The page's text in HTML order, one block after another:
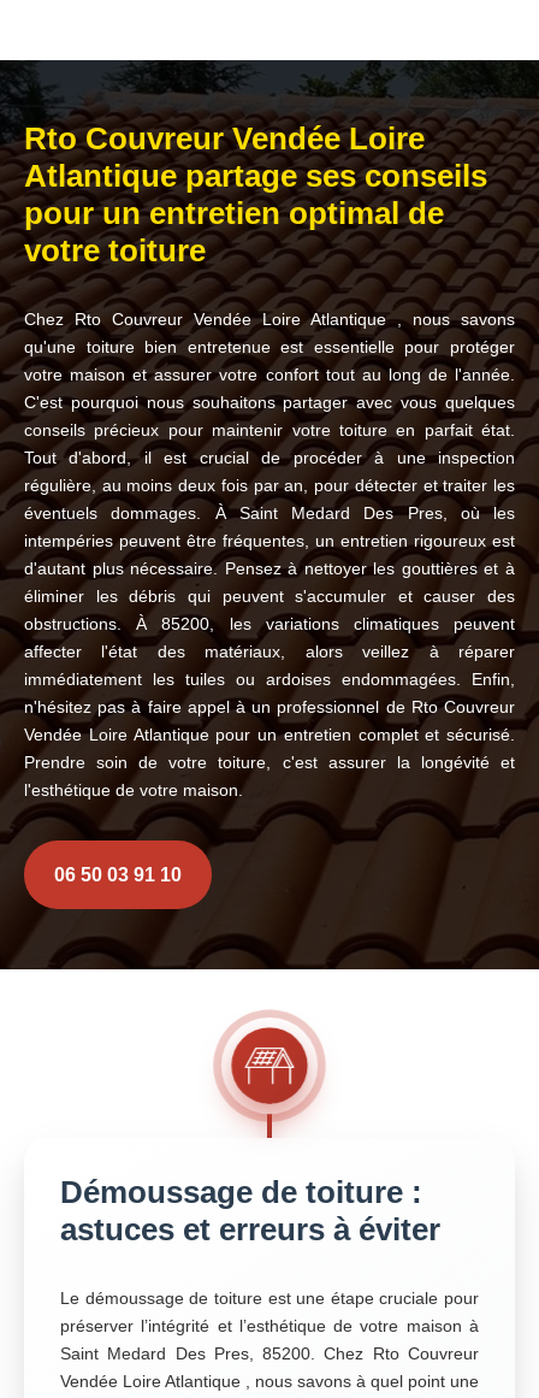
Rto Couvreur Vendée Loire
Atlantique partage ses conseils
pour un entretien optimal de
votre toiture
Chez Rto Couvreur Vendée Loire Atlantique , nous savons
qu'une toiture bien entretenue est essentielle pour protéger
votre maison et assurer votre confort tout au long de l'année.
C'est pourquoi nous souhaitons partager avec vous quelques
conseils précieux pour maintenir votre toiture en parfait état.
Tout d'abord, il est crucial de procéder à une inspection
régulière, au moins deux fois par an, pour détecter et traiter les
éventuels dommages. À Saint Medard Des Pres, où les
intempéries peuvent être fréquentes, un entretien rigoureux est
d'autant plus nécessaire. Pensez à nettoyer les gouttières et à
éliminer les débris qui peuvent s'accumuler et causer des
obstructions. À 85200, les variations climatiques peuvent
affecter l'état des matériaux, alors veillez à réparer
immédiatement les tuiles ou ardoises endommagées. Enfin,
n'hésitez pas à faire appel à un professionnel de Rto Couvreur
Vendée Loire Atlantique pour un entretien complet et sécurisé.
Prendre soin de votre toiture, c'est assurer la longévité et
l'esthétique de votre maison.
06 50 03 91 10
Démoussage de toiture :
astuces et erreurs à éviter
Le démoussage de toiture est une étape cruciale pour
préserver l’intégrité et l’esthétique de votre maison à
Saint Medard Des Pres, 85200. Chez Rto Couvreur
Vendée Loire Atlantique , nous savons à quel point une